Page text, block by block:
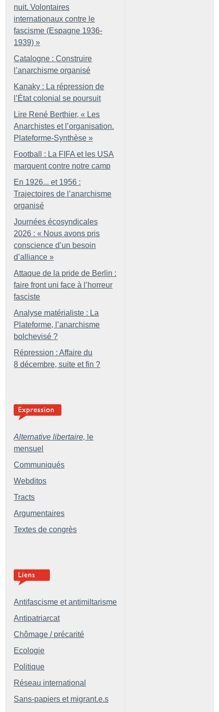
nuit. Volontaires
internationaux contre le
fascisme (Espagne 1936-
1939) »
Catalogne : Construire
l’anarchisme organisé
Kanaky : La répression de
l’État colonial se poursuit
Lire René Berthier, « Les
Anarchistes et l’organisation.
Plateforme-Synthèse »
Football : La FIFA et les USA
marquent contre notre camp
En 1926... et 1956 :
Trajectoires de l’anarchisme
organisé
Journées écosyndicales
2026 : « Nous avons pris
conscience d’un besoin
d’alliance »
Attaque de la pride de Berlin :
faire front uni face à l’horreur
fasciste
Analyse matérialiste : La
Plateforme, l’anarchisme
bolchevisé ?
Répression : Affaire du
8 décembre, suite et fin ?
Alternative libertaire, le
mensuel
Communiqués
Webditos
Tracts
Argumentaires
Textes de congrès
Antifascisme et antimiltarisme
Antipatriarcat
Chômage / précarité
Ecologie
Politique
Réseau international
Sans-papiers et migrant.e.s